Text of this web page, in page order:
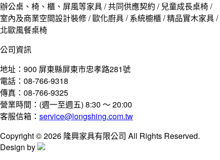
辦公桌、椅、櫃、屏風等家具 / 共同供應契約 / 兒童成長桌椅 /
室內及商業空間設計裝修 / 歐化廚具 / 系統櫥櫃 / 精品實木家具 /
北歐風餐桌椅
公司資訊
地址：900 屏東縣屏東市忠孝路281號
電話：08-766-9318
傳真：08-766-9325
營業時間：(週一至週五) 8:30 ～ 20:00
客服信箱： service@longshing.com.tw
Copyright © 2026 隆興家具有限公司 All Rights Reserved.
Design by